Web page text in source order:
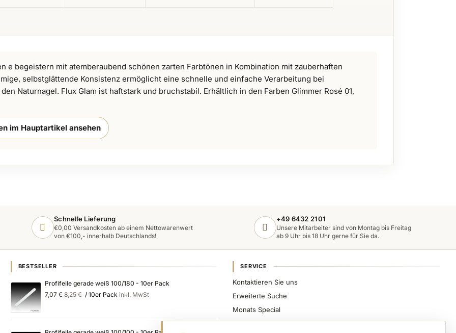
e begeistern mit atemberaubend schönen zarten Farbtönen in Kombination mit zauberhaften
selbstglättende Konsistenz ermöglicht eine schnelle und einfache Verarbeitung bei
Naturnagel. Flux Glam ist haftstark und bruchstabil. Erhältlich in den Farben Glimmer Rosé 01,
im Hauptartikel ansehen
Schnelle Lieferung
€0,00 Versandkosten ab einem Nettowarenwert
von €100,- innerhalb Deutschlands!
+49 6432 2101
Unsere Mitarbeiter sind von Montag bis Freitag
ab 9 Uhr bis 18 Uhr gerne für Sie da.
BESTSELLER
Profifeile gerade weiß 100/180 - 10er Pack
Special
Price
7,07 € Regular
Price
8,25 € / 10er Pack inkl. MwSt
SERVICE
Kontaktieren Sie uns
Erweiterte Suche
Monats Special